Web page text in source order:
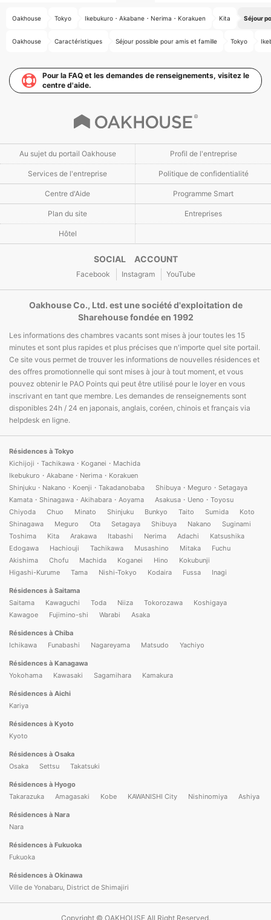
Oakhouse Tokyo Ikebukuro・Akabane・Nerima・Korakuen Kita Séjour
Oakhouse Caractéristiques Séjour possible pour amis et famille Tokyo
Pour la FAQ et les demandes de renseignements, visitez le
centre d'aide.
Au sujet du portail Oakhouse Profil de l'entreprise
Services de l'entreprise Politique de confidentialité
Centre d'Aide Programme Smart
Plan du site Entreprises
Hôtel
SOCIAL ACCOUNT
Facebook Instagram YouTube
Oakhouse Co., Ltd. est une société d'exploitation de
Sharehouse fondée en 1992
Les informations des chambres vacants sont mises à jour toutes les 15
minutes et sont plus rapides et plus précises que n'importe quel site portail.
Ce site vous permet de trouver les informations de nouvelles résidences et
des offres promotionnelle qui sont mises à jour à tout moment, et vous
pouvez obtenir le PAO Points qui peut être utilisé pour le loyer en vous
inscrivant en tant que membre. Les demandes de renseignements sont
disponibles 24h / 24 en japonais, anglais, coréen, chinois et français via
helpdesk en ligne.
Résidences à Tokyo
Kichijoji・Tachikawa・Koganei・Machida
Ikebukuro・Akabane・Nerima・Korakuen
Shinjuku・Nakano・Koenji・Takadanobaba
Shibuya・Meguro・Setagaya
Kamata・Shinagawa・Akihabara・Aoyama
Asakusa・Ueno・Toyosu
Chiyoda
Chuo Minato Shinjuku Bunkyo Taito Sumida
Koto
Shinagawa
Meguro Ota Setagaya Shibuya Nakano
Suginami
Toshima
Kita Arakawa Itabashi Nerima Adachi
Katsushika
Edogawa
Hachiouji Tachikawa Musashino Mitaka
Fuchu
Akishima
Chofu Machida Koganei Hino
Kokubunji
Higashi-Kurume
Tama Nishi-Tokyo Kodaira Fussa Inagi
Résidences à Saitama
Saitama
Kawaguchi Toda Niiza Tokorozawa
Koshigaya
Kawagoe
Fujimino-shi Warabi Asaka
Résidences à Chiba
Ichikawa
Funabashi Nagareyama Matsudo Yachiyo
Résidences à Kanagawa
Yokohama
Kawasaki Sagamihara Kamakura
Résidences à Aichi
Kariya
Résidences à Kyoto
Kyoto
Résidences à Osaka
Osaka
Settsu Takatsuki
Résidences à Hyogo
Takarazuka
Amagasaki Kobe KAWANISHI City Nishinomiya Ashiya
Résidences à Nara
Nara
Résidences à Fukuoka
Fukuoka
Résidences à Okinawa
Ville de Yonabaru, District de Shimajiri
Copyright © OAKHOUSE All Right Reserved.